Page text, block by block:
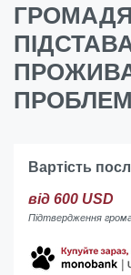
ПРОБЛЕМ
Вартість
від 600 USD
Підтвердження